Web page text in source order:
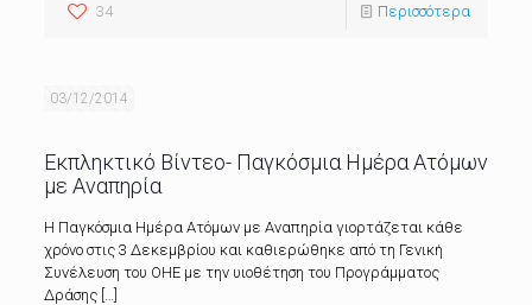
34 Περισσότερα
03/12/2014
Εκπληκτικό Βίντεο- Παγκόσμια Ημέρα Ατόμων
με Αναπηρία
Η Παγκόσμια Ημέρα Ατόμων με Αναπηρία γιορτάζεται κάθε
χρόνο στις 3 Δεκεμβρίου και καθιερώθηκε από τη Γενική
Συνέλευση του ΟΗΕ με την υιοθέτηση του Προγράμματος
Δράσης[…]